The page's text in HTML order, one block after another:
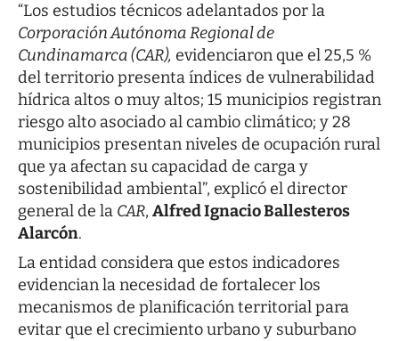
“Los estudios técnicos adelantados por la
Corporación Autónoma Regional de
Cundinamarca (CAR), evidenciaron que el 25,5 %
del territorio presenta índices de vulnerabilidad
hídrica altos o muy altos; 15 municipios registran
riesgo alto asociado al cambio climático; y 28
municipios presentan niveles de ocupación rural
que ya afectan su capacidad de carga y
sostenibilidad ambiental”, explicó el director
general de la CAR, Alfred Ignacio Ballesteros
Alarcón.
La entidad considera que estos indicadores
evidencian la necesidad de fortalecer los
mecanismos de planificación territorial para
evitar que el crecimiento urbano y suburbano